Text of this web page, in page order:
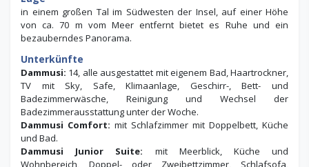
in einem großen Tal im Südwesten der Insel, auf einer Höhe
von ca. 70 m vom Meer entfernt bietet es Ruhe und ein
bezauberndes Panorama.
Unterkünfte
Dammusi: 14, alle ausgestattet mit eigenem Bad, Haartrockner,
TV mit Sky, Safe, Klimaanlage, Geschirr-, Bett- und
Badezimmerwäsche, Reinigung und Wechsel der
Badezimmerausstattung unter der Woche.
Dammusi Comfort: mit Schlafzimmer mit Doppelbett, Küche
und Bad.
Dammusi Junior Suite: mit Meerblick, Küche und
Wohnbereich, Doppel- oder Zweibettzimmer, Schlafsofa,